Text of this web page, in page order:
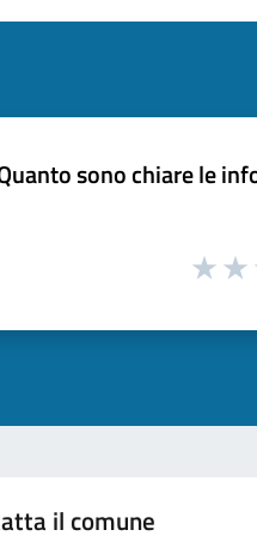
sono chiare le
il comune